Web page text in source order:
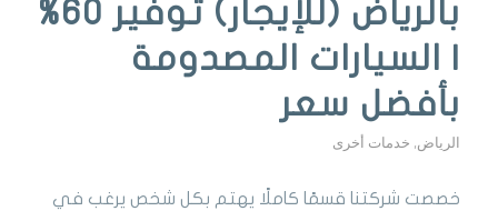
بالرياض (للإيجار) توفير 60%
| السيارات المصدومة
بأفضل سعر
الرياض, خدمات أخرى
خصصت شركتنا قسمًا كاملًا يهتم بكل شخص يرغب في